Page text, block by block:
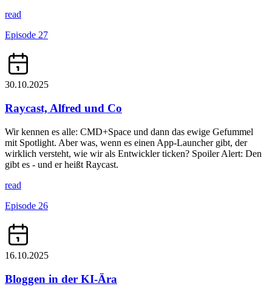
read
Episode 27
30.10.2025
Raycast, Alfred und Co
Wir kennen es alle: CMD+Space und dann das ewige Gefummel
mit Spotlight. Aber was, wenn es einen App-Launcher gibt, der
wirklich versteht, wie wir als Entwickler ticken? Spoiler Alert: Den
gibt es - und er heißt Raycast.
read
Episode 26
16.10.2025
Bloggen in der KI-Ära